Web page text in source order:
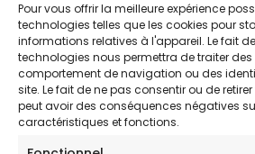
Pour vous offrir la meilleure expérience
technologies telles que les cookies pour
informations relatives à l'appareil. Le fait
technologies nous permettra de traiter
comportement de navigation ou des
site. Le fait de ne pas consentir ou de
peut avoir des conséquences négatives
caractéristiques et fonctions.
Ne soyez